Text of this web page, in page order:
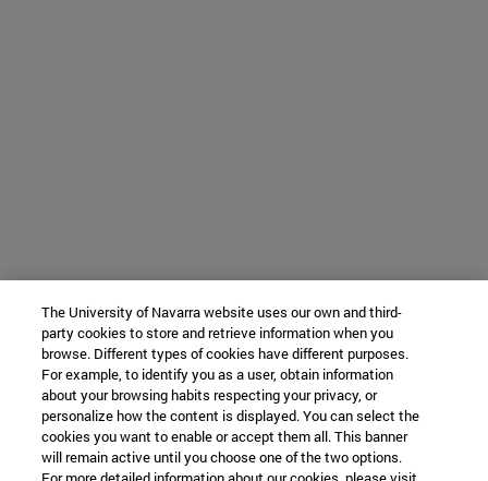
The University of Navarra website uses our own and third-
party cookies to store and retrieve information when you
browse. Different types of cookies have different purposes.
For example, to identify you as a user, obtain information
about your browsing habits respecting your privacy, or
personalize how the content is displayed. You can select the
cookies you want to enable or accept them all. This banner
will remain active until you choose one of the two options.